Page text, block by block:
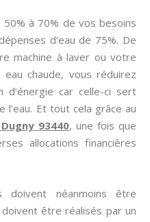
à 70% de vos besoins
d’eau de 75%. De
machine à laver ou votre
chaude, vous réduirez
d’énergie car celle-ci sert
l’eau. Et tout cela grâce au
93440, une fois que
allocations financières
doivent néanmoins être
être réalisés par un